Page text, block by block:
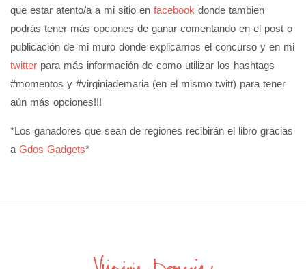
que estar atento/a a mi sitio en facebook donde tambien
podrás tener más opciones de ganar comentando en el post o
publicación de mi muro donde explicamos el concurso y en mi
twitter para más información de como utilizar los hashtags
#momentos y #virginiademaria (en el mismo twitt) para tener
aún más opciones!!!
*Los ganadores que sean de regiones recibirán el libro gracias
a Gdos Gadgets*